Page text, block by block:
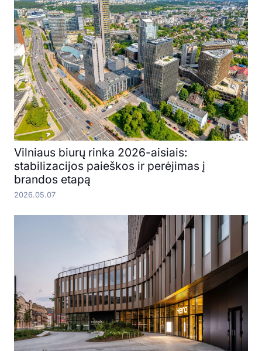
Vilniaus biurų rinka 2026-aisiais:
stabilizacijos paieškos ir perėjimas į
brandos etapą
2026.05.07